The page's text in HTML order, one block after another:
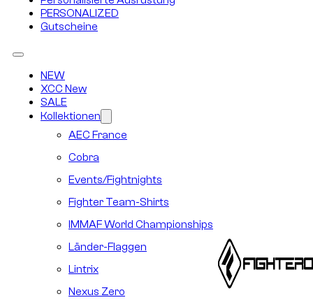
PERSONALIZED
Gutscheine
NEW
XCC New
SALE
Kollektionen
AEC France
Cobra
Events/Fightnights
Fighter Team-Shirts
IMMAF World Championships
Länder-Flaggen
Lintrix
Nexus Zero